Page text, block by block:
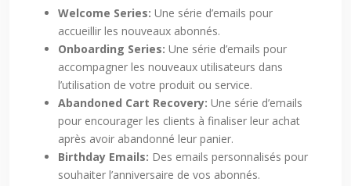
Welcome Series: Une série d’emails pour
accueillir les nouveaux abonnés.
Onboarding Series: Une série d’emails pour
accompagner les nouveaux utilisateurs dans
l’utilisation de votre produit ou service.
Abandoned Cart Recovery: Une série d’emails
pour encourager les clients à finaliser leur achat
après avoir abandonné leur panier.
Birthday Emails: Des emails personnalisés pour
souhaiter l’anniversaire de vos abonnés.